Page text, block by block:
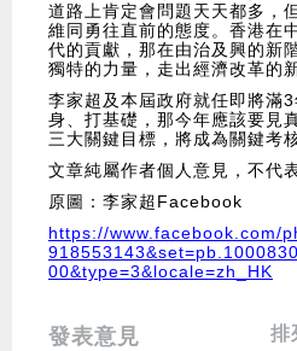
道路上肯定會問題天天都多，
維同勇往直前的態度。香港在
代的貢獻，那在由治及興的新
獨特的力量，走出經濟改革的
李家超及本屆政府就任即將滿
身、打基礎，那今年應該要見
三大關鍵目標，將成為關鍵考
文章純屬作者個人意見，不代
原圖：李家超Facebook
https://www.facebook.com/
00&type=3&locale=zh_HK
發表意見 排